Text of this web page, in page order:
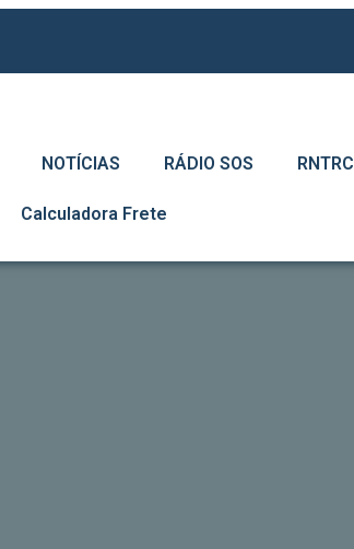
NOTÍCIAS RÁDIO SOS RNTRC
Calculadora Frete